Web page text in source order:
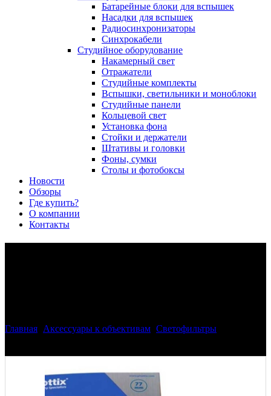
Батарейные блоки для вспышек
Насадки для вспышек
Радиосинхронизаторы
Синхрокабели
Студийное оборудование
Накамерный свет
Отражатели
Студийные комплекты
Вспышки, светильники и моноблоки
Студийные панели
Кольцевой свет
Установка фона
Стойки и держатели
Штативы и головки
Фоны, сумки
Столы и фотобоксы
Новости
Обзоры
Где купить?
О компании
Контакты
Главная Аксессуары к объективам Светофильтры